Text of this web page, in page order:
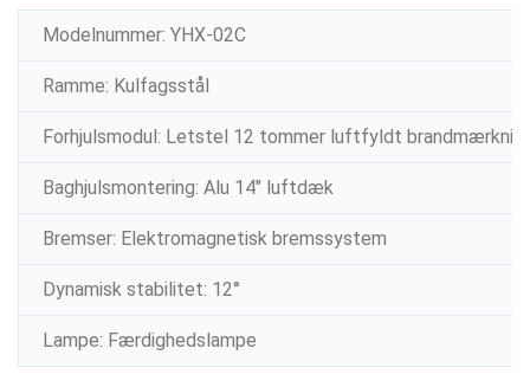
Modelnummer: YHX-02C
Ramme: Kulfagsstål
Forhjulsmodul: Letstel 12 tommer luftfyldt
Baghjulsmontering: Alu 14" luftdæk
Bremser: Elektromagnetisk bremssystem
Dynamisk stabilitet: 12°
Lampe: Færdighedslampe